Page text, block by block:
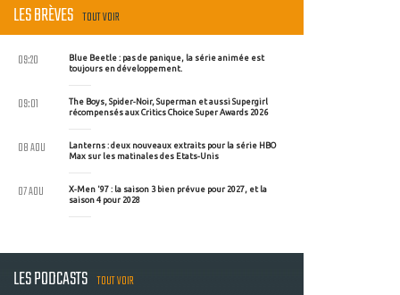
LES BRÈVES TOUT VOIR
Blue Beetle : pas de panique, la série animée est
toujours en développement.
09:20
The Boys, Spider-Noir, Superman et aussi Supergirl
récompensés aux Critics Choice Super Awards 2026
09:01
Lanterns : deux nouveaux extraits pour la série HBO
Max sur les matinales des Etats-Unis
08 AOU
X-Men '97 : la saison 3 bien prévue pour 2027, et la
saison 4 pour 2028
07 AOU
LES PODCASTS TOUT VOIR